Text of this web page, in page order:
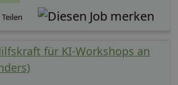
Teilen
für KI-Workshops an